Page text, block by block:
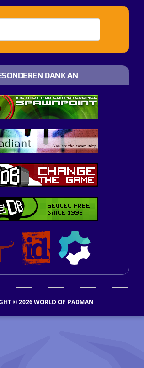
DANK AN
© 2026 WORLD OF PADMAN